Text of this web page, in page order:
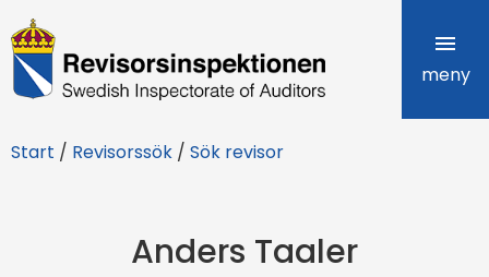
R
e
i
meny
Start / Revisorssök / Sök revisor
Anders Taaler